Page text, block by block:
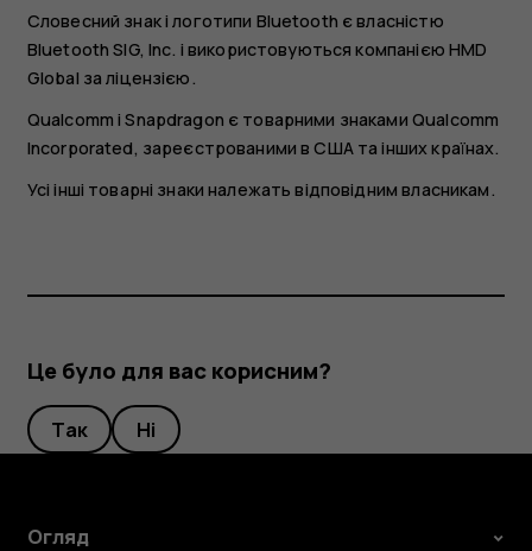
Словесний знак і логотипи Bluetooth є власністю
Bluetooth SIG, Inc. і використовуються компанією HMD
Global за ліцензією.
Qualcomm і Snapdragon є товарними знаками Qualcomm
Incorporated, зареєстрованими в США та інших країнах.
Усі інші товарні знаки належать відповідним власникам.
Це було для вас корисним?
Так Ні
Огляд